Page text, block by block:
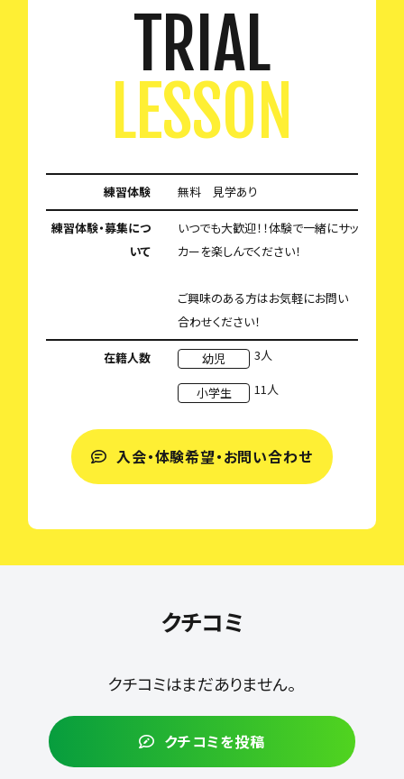
TRIAL
LESSON
練習体験 無料 見学あり
練習体験・募集につ
いて
いつでも大歓迎！！体験で一緒にサッ
カーを楽しんでください！
ご興味のある方はお気軽にお問い
合わせください！
在籍人数 幼児 3人
小学生 11人
入会・体験希望・お問い合わせ
クチコミ
クチコミはまだありません。
クチコミを投稿